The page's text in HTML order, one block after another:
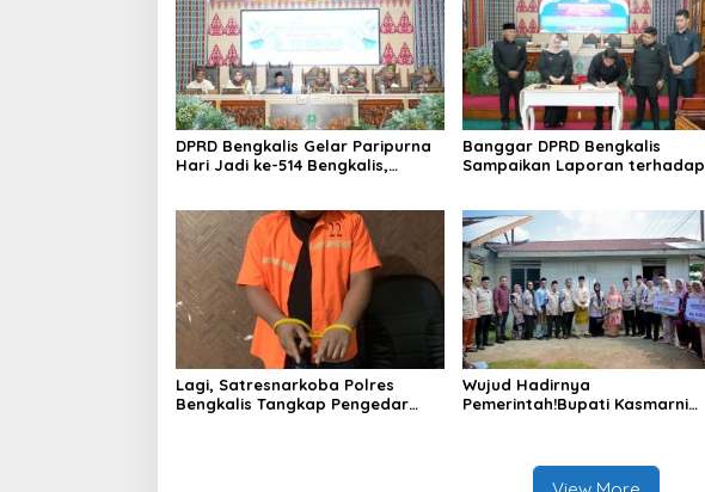
DPRD Bengkalis Gelar Paripurna
Hari Jadi ke-514 Bengkalis,
Banggar DPRD Bengkalis
Sampaikan Laporan terhadap
Anggaran 2025
Lagi, Satresnarkoba Polres
Bengkalis Tangkap Pengedar
Wujud Hadirnya
Pemerintah!Bupati Kasmarni